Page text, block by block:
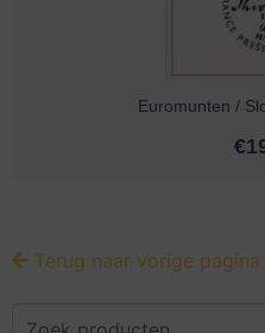
Euromunten /
€
Terug naar vorige pagina